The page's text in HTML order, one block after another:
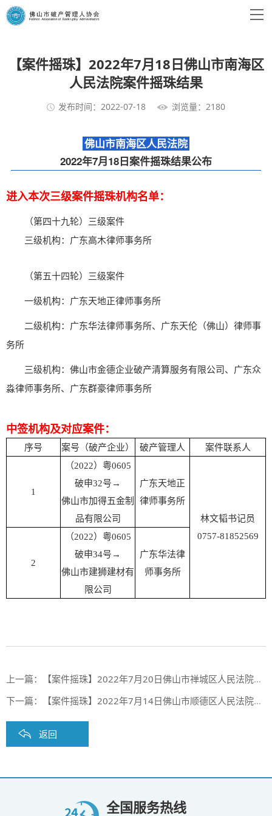
【案件摇珠】2022年7月18日佛山市南海区
人民法院案件摇珠结果
发布时间：2022-07-18 浏览量：2180
佛山市南海区人民法院
2022年7月18日案件摇珠结果公布
进入本次三级案件摇珠机构名单：
（第四十九轮）三级案件
三级机构：广东高木律师事务所
（第五十四轮）三级案件
一级机构：广东天地正律师事务所
二级机构：广东华法律师事务所、广东天伦（佛山）律师事
务所
三级机构：佛山市金德企业破产清算服务有限公司、广东众
淼律师事务所、广东群豪律师事务所
中签机构及对应案件：
序号 案号（破产企业） 破产管理人 案件联系人
1
（2022）粤0605
破申32号→
佛山市加得五金制
品有限公司
广东天地正
律师事务所
林文韬书记员
0757-81852569
2
（2022）粤0605
破申34号→
佛山市建狮建材有
限公司
广东华法律
师事务所
上一篇：
【案件摇珠】2022年7月20日佛山市禅城区人民法院案件摇珠结果
下一篇：
【案件摇珠】2022年7月14日佛山市顺德区人民法院案件摇珠结果
返回
全国服务热线